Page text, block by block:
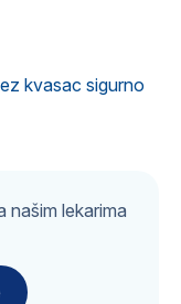
kvasac sigurno
našim lekarima